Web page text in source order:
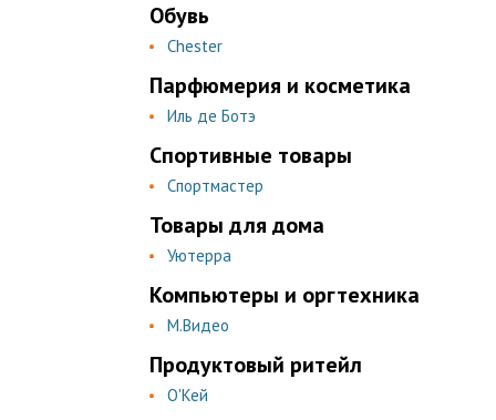
Обувь
Chester
Парфюмерия и косметика
Иль де Ботэ
Спортивные товары
Спортмастер
Товары для дома
Уютерра
Компьютеры и оргтехника
М.Видео
Продуктовый ритейл
О'Кей